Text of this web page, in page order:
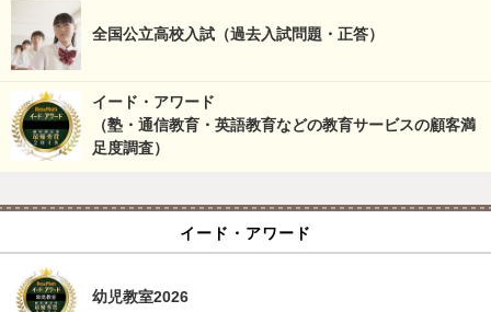
全国公立高校入試（過去入試問題・正答）
イード・アワード
（塾・通信教育・英語教育などの教育サービスの顧客満
足度調査）
イード・アワード
幼児教室2026